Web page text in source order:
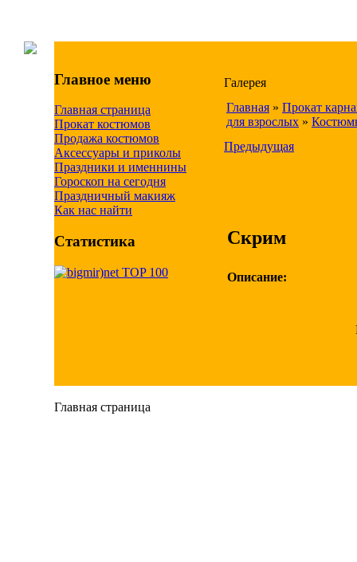
Главное меню
Главная страница
Прокат костюмов
Продажа костюмов
Аксессуары и приколы
Праздники и именнины
Гороскоп на сегодня
Праздничный макияж
Как нас найти
Статистика
Галерея
Главная » Прокат
для взрослых »
Предыдущая
Скрим
Описание:
Главная страница